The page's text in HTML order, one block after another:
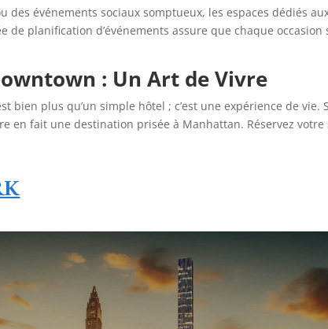
des événements sociaux somptueux, les espaces dédiés
de planification d’événements assure que chaque
: Un Art de Vivre
bien plus qu’un simple hôtel ; c’est une expérience de vie.
en fait une destination prisée à Manhattan. Réservez